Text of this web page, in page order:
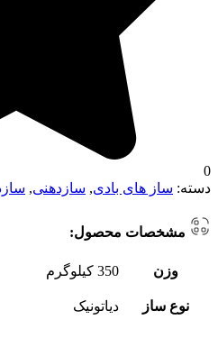
0
دسته: ساز های بادی, سازدهنی,
مشخصات محصول:
وزن 350 کیلوگرم
نوع ساز دیاتونیک